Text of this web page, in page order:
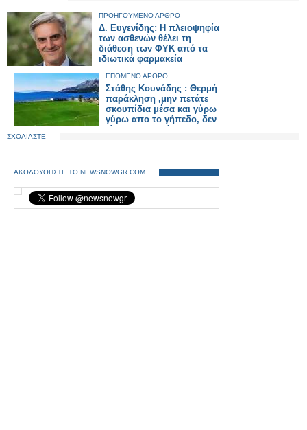
ΠΡΟΗΓΟΥΜΕΝΟ ΑΡΘΡΟ
Δ. Ευγενίδης: Η πλειοψηφία
των ασθενών θέλει τη
διάθεση των ΦΥΚ από τα
ιδιωτικά φαρμακεία
ΕΠΟΜΕΝΟ ΑΡΘΡΟ
Στάθης Κουνάδης : Θερμή
παράκληση ,μην πετάτε
σκουπίδια μέσα και γύρω
γύρω απο το γήπεδο, δεν
είναι σκουπιδότοπος
ΣΧΟΛΙΑΣΤΕ
ΑΚΟΛΟΥΘΗΣΤΕ ΤΟ NEWSNOWGR.COM